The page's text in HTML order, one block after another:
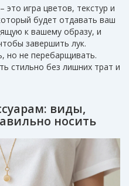
это игра цветов, текстур и
будет отдавать ваш
к вашему образу, и
завершить лук.
но не перебарщивать.
стильно без лишних трат и
виды,
носить